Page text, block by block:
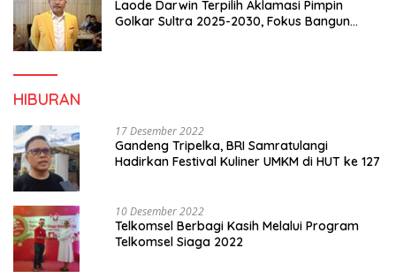
Laode Darwin Terpilih Aklamasi Pimpin
Golkar Sultra 2025-2030, Fokus Bangun
HIBURAN
17 Desember 2022
Gandeng Tripelka, BRI Samratulangi
Hadirkan Festival Kuliner UMKM di HUT ke 127
10 Desember 2022
Telkomsel Berbagi Kasih Melalui Program
Telkomsel Siaga 2022